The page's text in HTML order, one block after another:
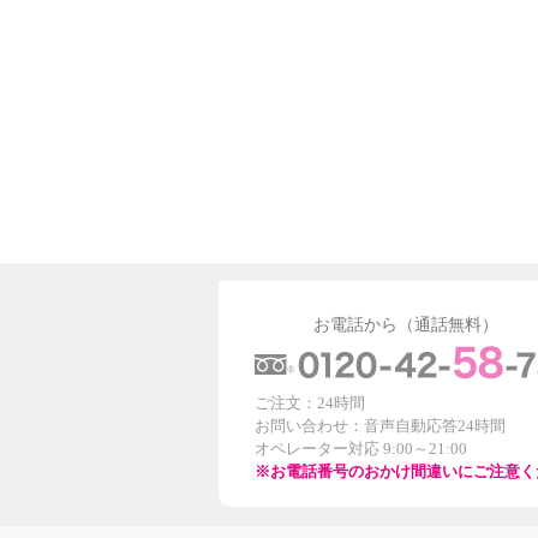
お電話から（通話無料）
ご注文：24時間
お問い合わせ：音声自動応答24時間
オペレーター対応 9:00～21:00
※お電話番号のおかけ間違いにご注意